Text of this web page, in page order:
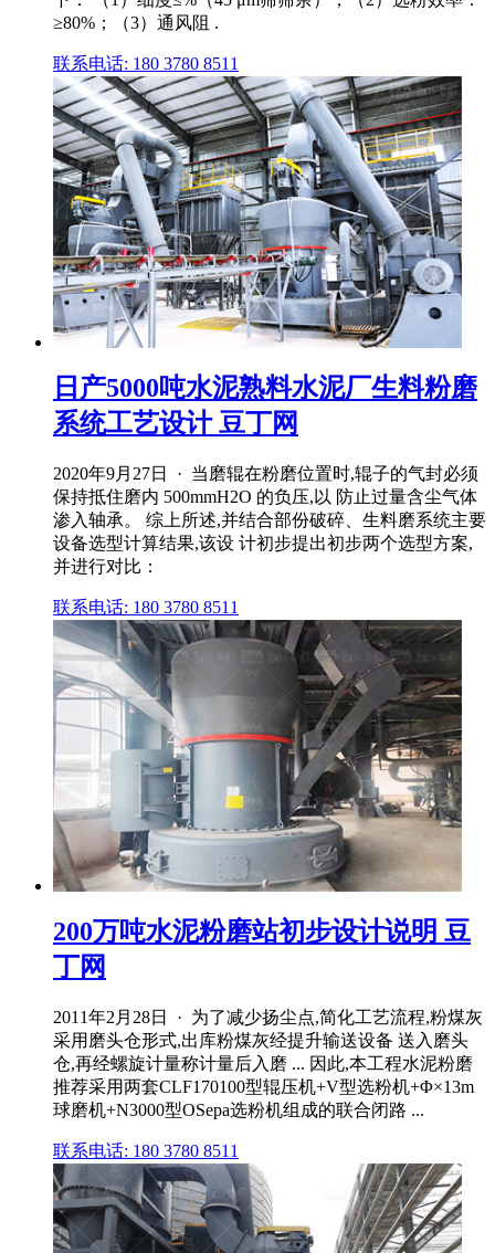
≥80%；（3）通风阻 .
联系电话: 180 3780 8511
日产5000吨水泥熟料水泥厂生料粉磨
系统工艺设计 豆丁网
2020年9月27日 · 当磨辊在粉磨位置时,辊子的气封必须
保持抵住磨内 500mmH2O 的负压,以 防止过量含尘气体
渗入轴承。 综上所述,并结合部份破碎、生料磨系统主要
设备选型计算结果,该设 计初步提出初步两个选型方案,
并进行对比：
联系电话: 180 3780 8511
200万吨水泥粉磨站初步设计说明 豆
丁网
2011年2月28日 · 为了减少扬尘点,简化工艺流程,粉煤灰
采用磨头仓形式,出库粉煤灰经提升输送设备 送入磨头
仓,再经螺旋计量称计量后入磨 ... 因此,本工程水泥粉磨
推荐采用两套CLF170100型辊压机+V型选粉机+Φ×13m
球磨机+N3000型OSepa选粉机组成的联合闭路 ...
联系电话: 180 3780 8511